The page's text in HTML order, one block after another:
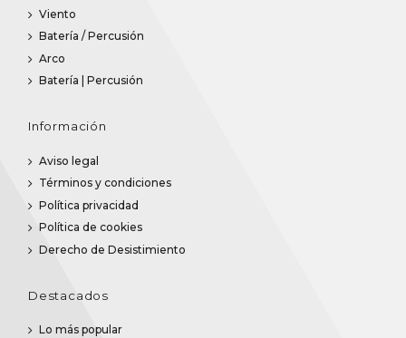
Viento
Batería / Percusión
Arco
Batería | Percusión
Información
Aviso legal
Términos y condiciones
Política privacidad
Política de cookies
Derecho de Desistimiento
Destacados
Lo más popular